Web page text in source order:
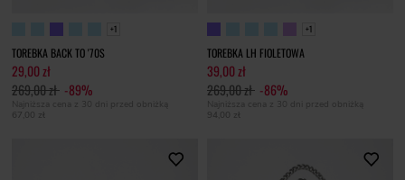
+1
TOREBKA BACK TO '70S
29,00 zł
269,00 zł -89%
Najniższa cena z 30 dni przed obniżką
67,00 zł
+1
TOREBKA LH FIOLETOWA
39,00 zł
269,00 zł -86%
Najniższa cena z 30 dni przed obniżką
94,00 zł